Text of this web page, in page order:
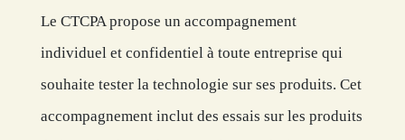
Le CTCPA propose un accompagnement
individuel et confidentiel à toute entreprise qui
souhaite tester la technologie sur ses produits. Cet
accompagnement inclut des essais sur les produits